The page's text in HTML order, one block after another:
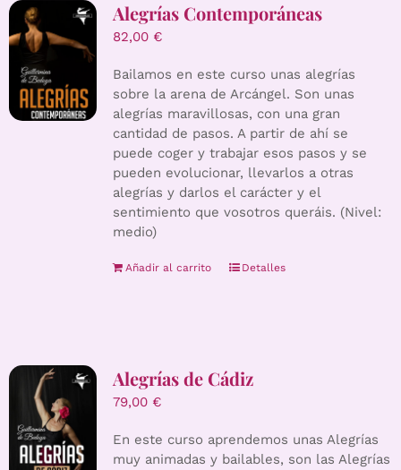
Alegrías Contemporáneas
82,00 €
Bailamos en este curso unas alegrías
sobre la arena de Arcángel. Son unas
alegrías maravillosas, con una gran
cantidad de pasos. A partir de ahí se
puede coger y trabajar esos pasos y se
pueden evolucionar, llevarlos a otras
alegrías y darlos el carácter y el
sentimiento que vosotros queráis. (Nivel:
medio)
Añadir al carrito Detalles
Alegrías de Cádiz
79,00 €
En este curso aprendemos unas Alegrías
muy animadas y bailables, son las Alegrías